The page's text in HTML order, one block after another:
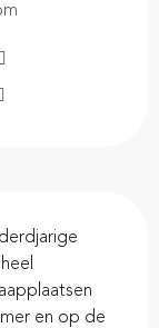
en op de